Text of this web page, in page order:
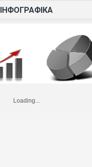
ІНФОГРАФІКА
Loading...